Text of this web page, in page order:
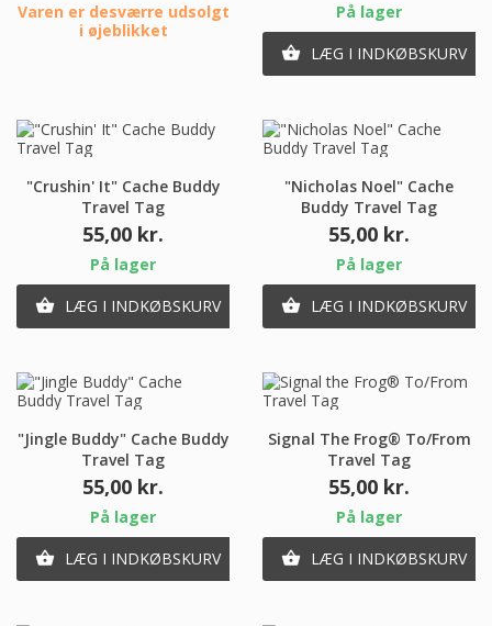
Varen er desværre udsolgt
i øjeblikket
På lager
 LÆG I INDKØBSKURV
"Crushin' It" Cache Buddy
Travel Tag
Pris
55,00 kr.
På lager
 LÆG I INDKØBSKURV
"Nicholas Noel" Cache
Buddy Travel Tag
Pris
55,00 kr.
På lager
 LÆG I INDKØBSKURV
"Jingle Buddy" Cache Buddy
Travel Tag
Pris
55,00 kr.
På lager
 LÆG I INDKØBSKURV
Signal The Frog® To/From
Travel Tag
Pris
55,00 kr.
På lager
 LÆG I INDKØBSKURV